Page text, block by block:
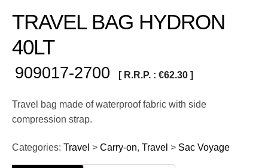
TRAVEL BAG HYDRON
40LT
909017-2700 [ R.R.P. : €62.30 ]
Travel bag made of waterproof fabric with side
compression strap.
Categories: Travel > Carry-on, Travel > Sac Voyage